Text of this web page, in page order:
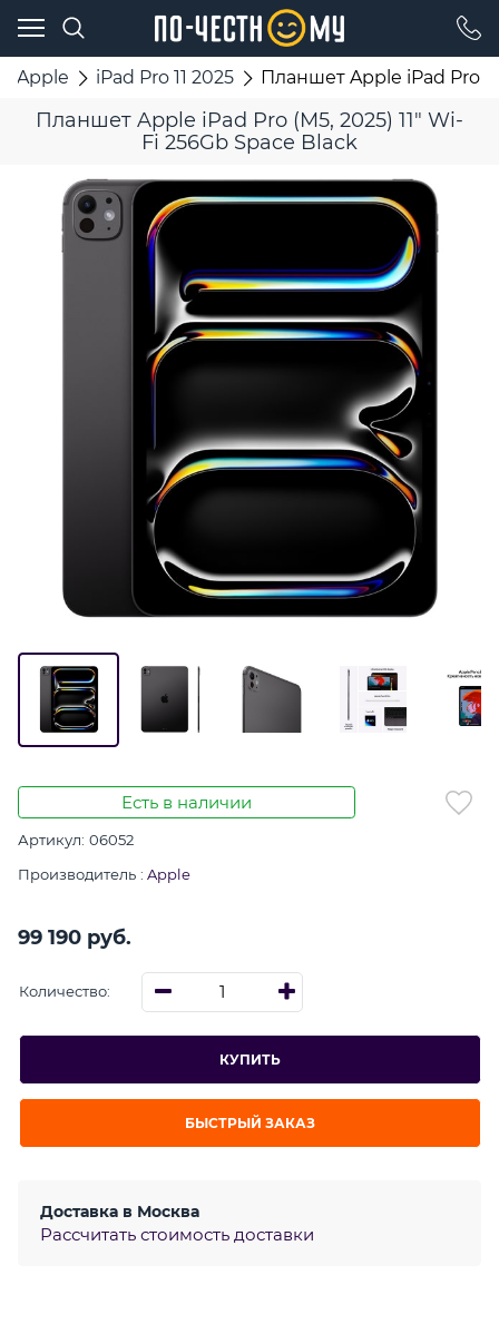
Apple iPad Pro 11 2025 Планшет Apple iPad Pro
Планшет Apple iPad Pro (M5, 2025) 11" Wi-
Fi 256Gb Space Black
Есть в наличии
Артикул: 06052
Производитель : Apple
99 190 руб.
Количество:
КУПИТЬ
БЫСТРЫЙ ЗАКАЗ
Доставка в Москва
Рассчитать стоимость доставки